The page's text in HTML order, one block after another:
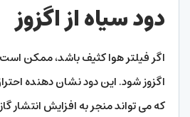
دود سیاه از اگزوز
اگر فیلتر هوا کثیف باشد، ممکن است
اگزوز شود. این دود نشان دهنده
که می تواند منجر به افزایش انتشار